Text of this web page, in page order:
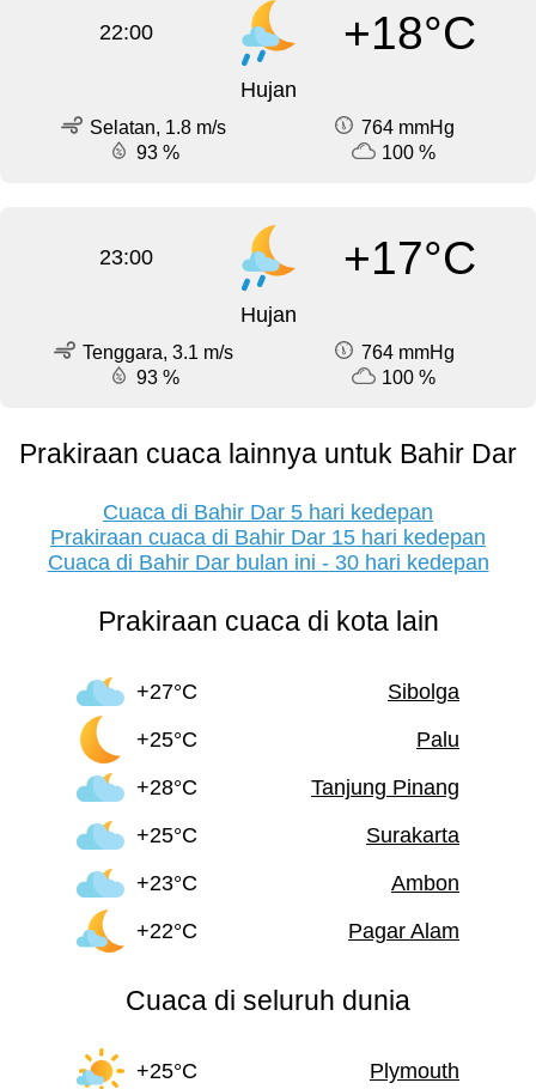
22:00 +18°C
Hujan
Selatan, 1.8 m/s
764 mmHg
93 %
100 %
23:00 +17°C
Hujan
Tenggara, 3.1 m/s
764 mmHg
93 %
100 %
Prakiraan cuaca lainnya untuk Bahir Dar
Cuaca di Bahir Dar 5 hari kedepan
Prakiraan cuaca di Bahir Dar 15 hari kedepan
Cuaca di Bahir Dar bulan ini - 30 hari kedepan
Prakiraan cuaca di kota lain
+27°C
Sibolga
+25°C
Palu
+28°C
Tanjung Pinang
+25°C
Surakarta
+23°C
Ambon
+22°C
Pagar Alam
Cuaca di seluruh dunia
+25°C Plymouth